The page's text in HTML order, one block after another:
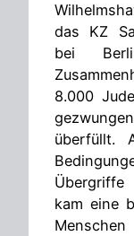
das KZ
bei
8.000
überfüllt.
kam eine